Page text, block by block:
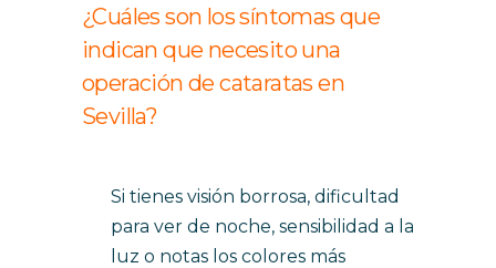
¿Cuáles son los síntomas que
indican que necesito una
operación de cataratas en
Sevilla?
Si tienes visión borrosa, dificultad
para ver de noche, sensibilidad a la
luz o notas los colores más